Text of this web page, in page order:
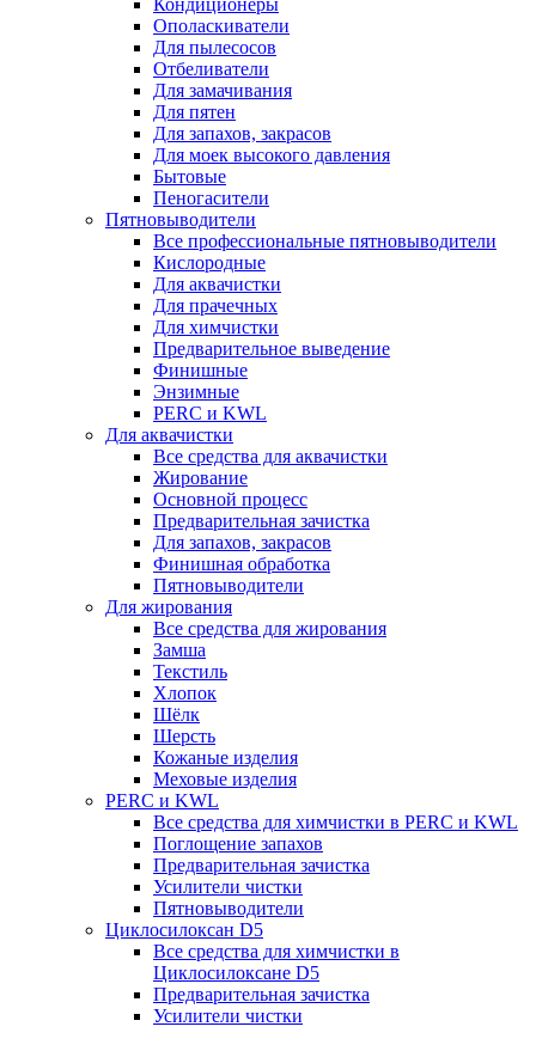
Кондиционеры
Ополаскиватели
Для пылесосов
Отбеливатели
Для замачивания
Для пятен
Для запахов, закрасов
Для моек высокого давления
Бытовые
Пеногасители
Пятновыводители
Все профессиональные пятновыводители
Кислородные
Для аквачистки
Для прачечных
Для химчистки
Предварительное выведение
Финишные
Энзимные
PERC и KWL
Для аквачистки
Все средства для аквачистки
Жирование
Основной процесс
Предварительная зачистка
Для запахов, закрасов
Финишная обработка
Пятновыводители
Для жирования
Все средства для жирования
Замша
Текстиль
Хлопок
Шёлк
Шерсть
Кожаные изделия
Меховые изделия
PERC и KWL
Все средства для химчистки в PERC и KWL
Поглощение запахов
Предварительная зачистка
Усилители чистки
Пятновыводители
Циклосилоксан D5
Все средства для химчистки в
Циклосилоксане D5
Предварительная зачистка
Усилители чистки